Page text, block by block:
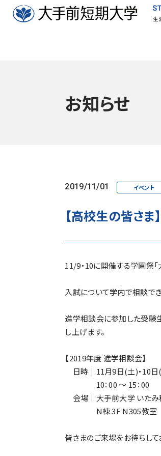
お知らせ
2019/11/01 イベント
【高校生の皆さ
11/9・10に開催する学園祭
入試について学内で相談で
進学相談会に参加した受験
し上げます。
【2019年度 進学相談会】
日時｜11月9日(土)・10日
10：00 〜 15：00
会場｜大手前大学 いたみ
N棟 3F N305教室
皆さまのご来場をお待ちして